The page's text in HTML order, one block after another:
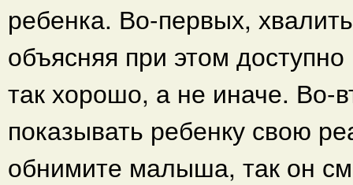
ребенка. Во-первых,
объясняя при этом
так хорошо, а не иначе. Во-
показывать ребенку свою
обнимите малыша, так он